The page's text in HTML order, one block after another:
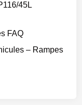
45L
FAQ
– Rampes